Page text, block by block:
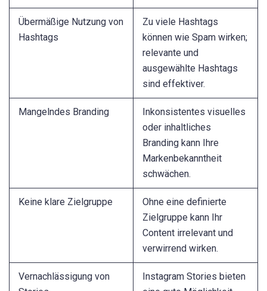
Übermäßige Nutzung von
Hashtags
Zu viele Hashtags
können wie Spam wirken;
relevante und
ausgewählte Hashtags
sind effektiver.
Mangelndes Branding
Inkonsistentes visuelles
oder inhaltliches
Branding kann Ihre
Markenbekanntheit
schwächen.
Keine klare Zielgruppe
Ohne eine definierte
Zielgruppe kann Ihr
Content irrelevant und
verwirrend wirken.
Vernachlässigung von
Instagram Stories bieten